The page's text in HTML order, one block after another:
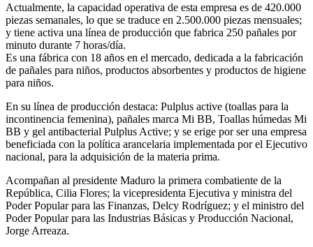
Actualmente, la capacidad operativa de esta empresa es de 420.000
piezas semanales, lo que se traduce en 2.500.000 piezas mensuales;
y tiene activa una línea de producción que fabrica 250 pañales por
minuto durante 7 horas/día.
Es una fábrica con 18 años en el mercado, dedicada a la fabricación
de pañales para niños, productos absorbentes y productos de higiene
para niños.
En su línea de producción destaca: Pulplus active (toallas para la
incontinencia femenina), pañales marca Mi BB, Toallas húmedas Mi
BB y gel antibacterial Pulplus Active; y se erige por ser una empresa
beneficiada con la política arancelaria implementada por el Ejecutivo
nacional, para la adquisición de la materia prima.
Acompañan al presidente Maduro la primera combatiente de la
República, Cilia Flores; la vicepresidenta Ejecutiva y ministra del
Poder Popular para las Finanzas, Delcy Rodríguez; y el ministro del
Poder Popular para las Industrias Básicas y Producción Nacional,
Jorge Arreaza.